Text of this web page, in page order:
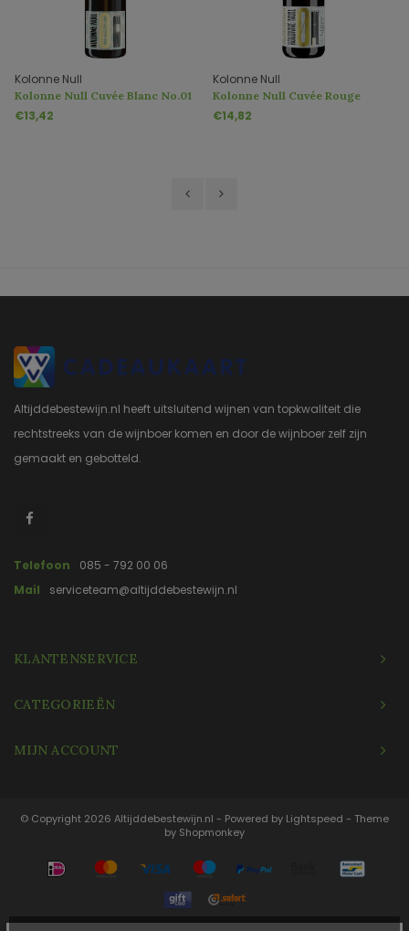
Kolonne Null
Kolonne Null Cuvée Blanc No.01
Prickelnd Alcoholvrij
€13,42
Kolonne Null
Kolonne Null Cuvée Rouge
No.03 Alkoholfrei
€14,82
Altijddebestewijn.nl heeft uitsluitend wijnen van topkwaliteit die
rechtstreeks van de wijnboer komen en door de wijnboer zelf zijn
gemaakt en gebotteld.
Telefoon
085 - 792 00 06
Mail
serviceteam@altijddebestewijn.nl
KLANTENSERVICE
CATEGORIEËN
MIJN ACCOUNT
© Copyright 2026 Altijddebestewijn.nl - Powered by Lightspeed - Theme
by Shopmonkey